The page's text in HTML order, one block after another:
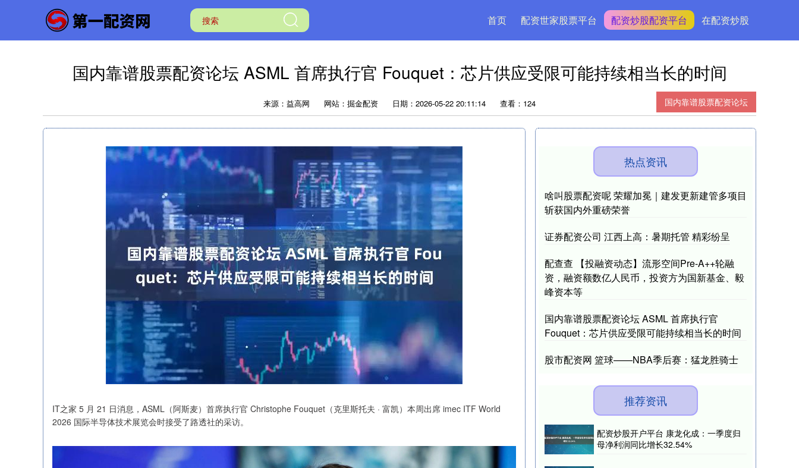
首页 配资世家股票平台 配资炒股配资平台 在配资炒股
国内靠谱股票配资论坛 ASML 首席执行官 Fouquet：芯片供应受限可能持续相当长的时间
国内靠谱股票配资论坛
来源：益高网 网站：掘金配资 日期：2026-05-22 20:11:14 查看：124
IT之家 5 月 21 日消息，ASML（阿斯麦）首席执行官 Christophe Fouquet（克里斯托夫 · 富凯）本周出席 imec ITF World
2026 国际半导体技术展览会时接受了路透社的采访。
热点资讯
啥叫股票配资呢 荣耀加冕｜建发更新建管多项目
斩获国内外重磅荣誉
证券配资公司 江西上高：暑期托管 精彩纷呈
配查查 【投融资动态】流形空间Pre-A++轮融
资，融资额数亿人民币，投资方为国新基金、毅
峰资本等
国内靠谱股票配资论坛 ASML 首席执行官
Fouquet：芯片供应受限可能持续相当长的时间
股市配资网 篮球——NBA季后赛：猛龙胜骑士
推荐资讯
配资炒股开户平台 康龙化成：一季度归
母净利润同比增长32.54%